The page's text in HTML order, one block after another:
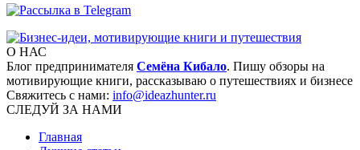
О НАС
Блог предпринимателя Семёна Кибало. Пишу обзоры на
мотивирующие книги, рассказываю о путешествиях и бизнесе
Свяжитесь с нами: info@ideazhunter.ru
СЛЕДУЙ ЗА НАМИ
Главная